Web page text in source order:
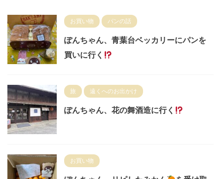
お買い物 パンの話
ぽんちゃん、青葉台ベッカリーにパンを
買いに行く
旅 遠くへのお出かけ
ぽんちゃん、花の舞酒造に行く
お買い物